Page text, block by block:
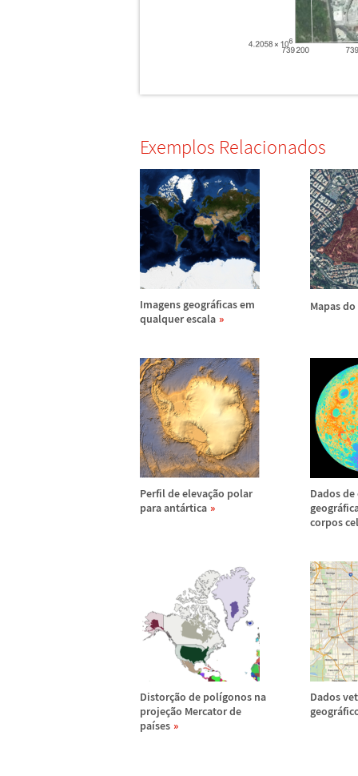
Exemplos Relacionados
Imagens geográficas em
qualquer escala
Mapas
Perfil de elevação polar
para antártica
Dados de
geográ
corpos
Distorção de polígonos na
projeção Mercator de
países
Dados
geográ